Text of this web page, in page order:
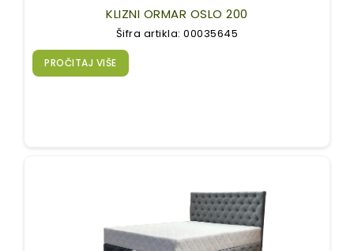
KLIZNI ORMAR OSLO 200
Šifra artikla: 00035645
PROČITAJ VIŠE